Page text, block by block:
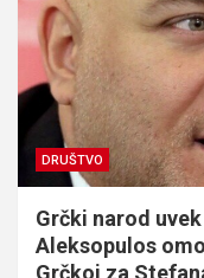
DRUŠTVO
Grčki narod
Aleksopulos
Grčkoj za